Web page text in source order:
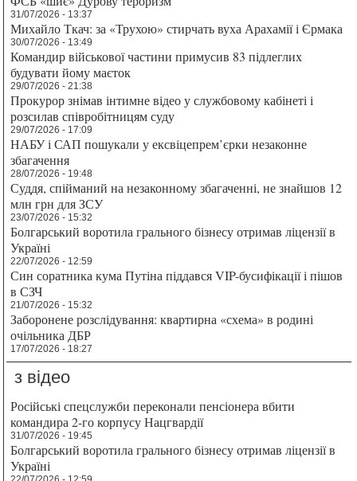
31/07/2026 - 13:37
Михайло Ткач: за «Трухою» стирчать вуха Арахамії і Єрмака
30/07/2026 - 13:49
Командир військової частини примусив 83 підлеглих
будувати йому маєток
29/07/2026 - 21:38
Прокурор знімав інтимне відео у службовому кабінеті і
розсилав співробітницям суду
29/07/2026 - 17:09
НАБУ і САП пошукали у ексвіцепрем’єрки незаконне
збагачення
28/07/2026 - 19:48
Суддя, спійманий на незаконному збагаченні, не знайшов 12
млн грн для ЗСУ
23/07/2026 - 15:32
Болгарський воротила грального бізнесу отримав ліцензії в
Україні
22/07/2026 - 12:59
Син соратника кума Путіна піддався VIP-бусифікації і пішов
в СЗЧ
21/07/2026 - 15:32
Заборонене розслідування: квартирна «схема» в родині
очільника ДБР
17/07/2026 - 18:27
з відео
Російські спецслужби переконали пенсіонера вбити
командира 2-го корпусу Нацгвардії
31/07/2026 - 19:45
Болгарський воротила грального бізнесу отримав ліцензії в
Україні